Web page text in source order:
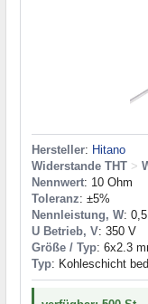
Hersteller: Hitano
Widerstande THT >
Nennwert: 10 Ohm
Toleranz: ±5%
Nennleistung, W:
U Betrieb, V: 350 V
Größe / Typ: 6x2.3
Typ: Kohleschicht